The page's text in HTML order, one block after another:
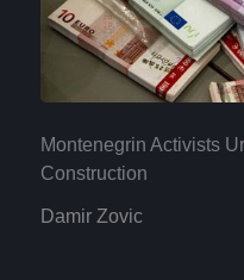
Montenegrin Activists
Construction
Damir Zovic